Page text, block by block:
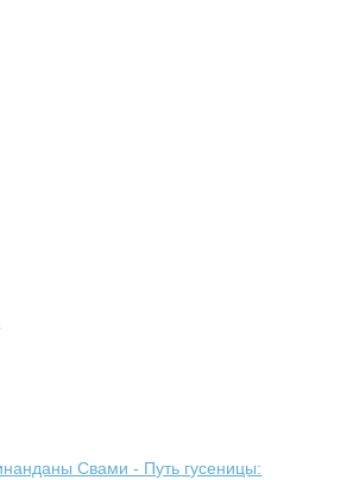
Свами - Путь гусеницы: